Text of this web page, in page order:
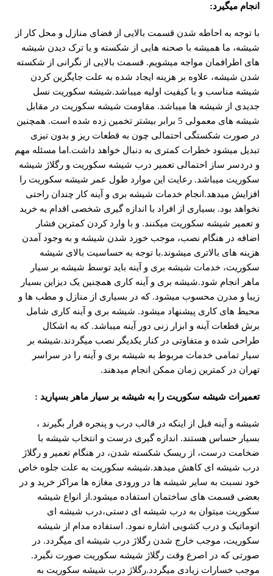
انجام میگیرد:
با توجه به احاطه شدن قسمت بالایی از فضای منازل و محل کار از
شیشه، ما همیشه با صحنه هایی از شکسته و یا ترک دیدن شیشه
های اطرافمان مواجه میشویم. قسمت بالایی از نگرانی از شکسته
شدن شیشه، علاوه بر هزینه ایجاد شده به علت جایگزین کردن
شیشه مناسب و با کیفیت اولیه میباشد.شیشه سکوریت نسل
جدیدی از شیشه ها میباشد. مقاومت شیشه سکوریت در مقابل
شیشه های معمولی 5 برابر بیشتر تخمین زده شده است. همچنین
در صورت شکستگی احتمالی چون به قطعات ریز و بدون تیزی
تبدیل میشود خطرات کمتری به دنبال خواهد داشت.اما مسئله مهم
و دردسر ساز احتمالی تعمیر درب شیشه سکوریت و رگلاژ شیشه
سکوریت میباشد. رعایت این موارد طول عمر شیشه سکوریت را
افزایش میدهد.انجام خدمات شیشه بری و آینه کار چندان راحتی
نخواهد بود. بسیاری از افراد با اندازه گیری شخصی اقدام به خرید
و تعمیر شیشه سکوریت میکنند. و با وارد کردن کمترین فشار
اضافه در هنگام نصب، موجب خورد شدن شیشه و به وجود آمدن
هزینه های بالاتری میشوند.با توجه به حساسیت بالای شیشه
سکوریت، خدمات شیشه بری و آینه باید توسط شیشه بر سیار
ماهر انجام شود.شیشه بری و آینه کاری همچنین یک دیزاین بسیار
زیبا و مدرن محسوب میشود. که در بسیاری از منازل و مطب ها و
محیط های کاری پیشنهاد میشود. شیشه بری و آینه کاری شامل
برش قطعات آینه و ابزار زنی دور آینه میباشد. که به اشکال
طراحی شده و متفاوتی در کنار یکدیگر نصب میگردند.شیشه بر
سیار تمامی خدمات مربوط به شیشه بری و آینه را در سراسر
تهران در کمترین زمان ممکن انجام میدهند.
تعمیرات شیشه سکوریت را به شیشه بر سیار ماهر بسپارید :
شیشه و آینه قبل از اینکه در قالب درب و پنجره قرار بگیرند ،
بسیار حساس هستند. اندازه گیری درست و انتخاب شیشه با
ضخامت درست، از ریسک شکسته شدن، در هنگام تعمیر و رگلاژ
درب شیشه ای کاهش میدهد.شیشه سکوریت به علت جلوه خاص
خود نسبت به سایر شیشه ها در ورودی مغازه ها مراکز خرید و در
بعضی قسمت های ساختمان استفاده میشود.از انواع شیشه
سکوریت میتوان به درب شیشه ای دستی،درب شیشه ای
اتوماتیک و درب کشویی اشاره نمود. استفاده مدام از شیشه
سکوریت، موجب خارج شدن رگلاژ درب شیشه ای میگردد. در
صورتی که در اصرع وقت رگلاژ شیشه سکوریت صورت نگیرد.
موجب خسارات زیادی میگردد.رگلاژ درب شیشه سکوریت به